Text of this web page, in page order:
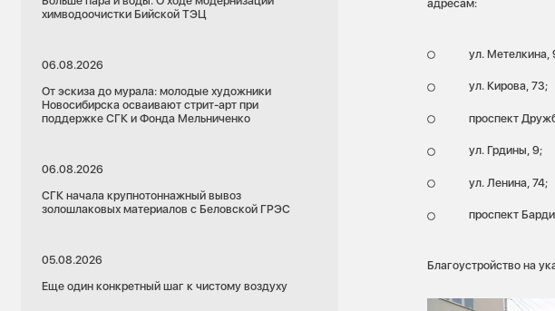
химводоочистки Бийской ТЭЦ
06.08.2026
От эскиза до мурала: молодые художники
Новосибирска осваивают стрит-арт при
поддержке СГК и Фонда Мельниченко
06.08.2026
СГК начала крупнотоннажный вывоз
золошлаковых материалов с Беловской ГРЭС
05.08.2026
Еще один конкретный шаг к чистому воздуху
адресам:
ул. Метелкина,
ул. Кирова, 73;
проспект
ул. Грдины, 9;
ул. Ленина, 74;
проспект
Благоустройство на